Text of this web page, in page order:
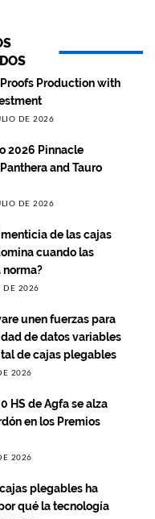
Production with
DE 2026
2026 Pinnacle
and Tauro
DE 2026
de las cajas
cuando las
norma?
DE 2026
unen fuerzas para
de datos variables
de cajas plegables
2026
HS de Agfa se alza
en los Premios
2026
plegables ha
qué la tecnología